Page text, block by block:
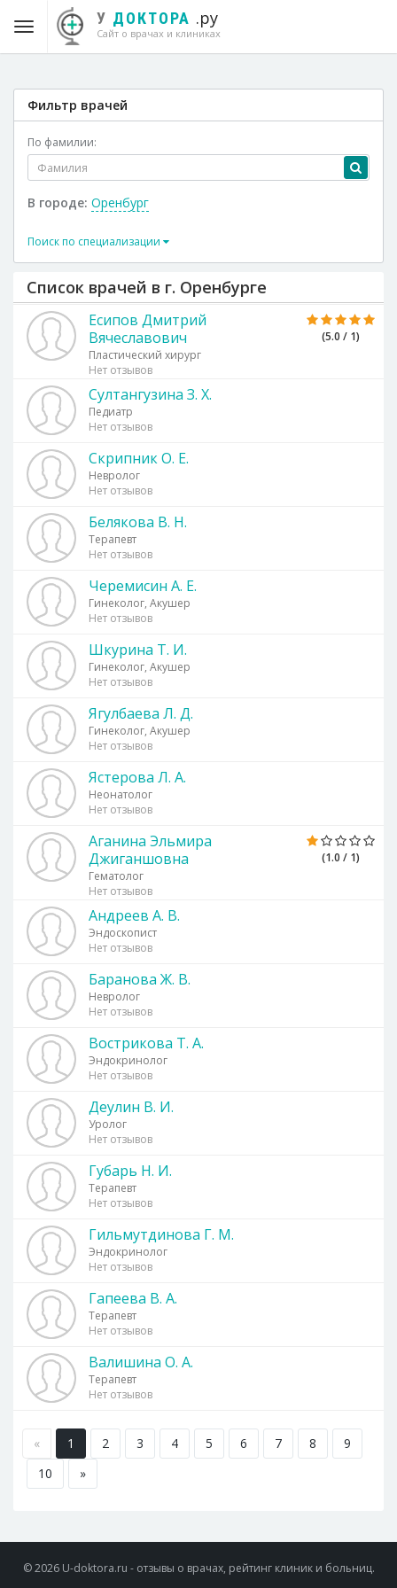
У ДОКТОРА .ру
Сайт о врачах и клиниках
Фильтр врачей
По фамилии:
В городе: Оренбург
Поиск по специализации
Список врачей в г. Оренбурге
(5.0 / 1)
Есипов Дмитрий
Вячеславович
Пластический хирург
Нет отзывов
Султангузина З. Х.
Педиатр
Нет отзывов
Скрипник О. Е.
Невролог
Нет отзывов
Белякова В. Н.
Терапевт
Нет отзывов
Черемисин А. Е.
Гинеколог, Акушер
Нет отзывов
Шкурина Т. И.
Гинеколог, Акушер
Нет отзывов
Ягулбаева Л. Д.
Гинеколог, Акушер
Нет отзывов
Ястерова Л. А.
Неонатолог
Нет отзывов
(1.0 / 1)
Аганина Эльмира
Джиганшовна
Гематолог
Нет отзывов
Андреев А. В.
Эндоскопист
Нет отзывов
Баранова Ж. В.
Невролог
Нет отзывов
Вострикова Т. А.
Эндокринолог
Нет отзывов
Деулин В. И.
Уролог
Нет отзывов
Губарь Н. И.
Терапевт
Нет отзывов
Гильмутдинова Г. М.
Эндокринолог
Нет отзывов
Гапеева В. А.
Терапевт
Нет отзывов
Валишина О. А.
Терапевт
Нет отзывов
« 1 2 3 4 5 6 7 8
9
10
»
© 2026 U-doktora.ru - отзывы о врачах, рейтинг клиник и больниц.